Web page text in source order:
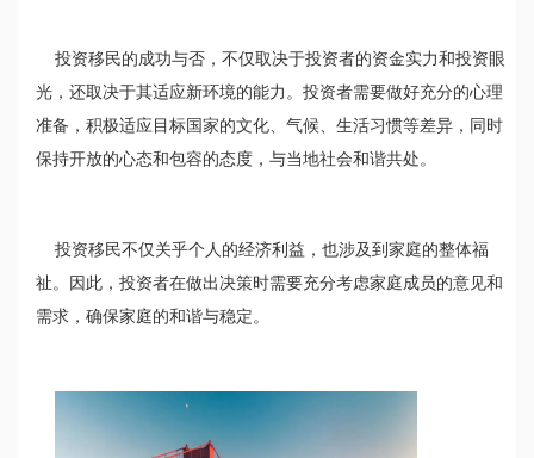
投资移民的成功与否，不仅取决于投资者的资金实力和投资眼
光，还取决于其适应新环境的能力。投资者需要做好充分的心理
准备，积极适应目标国家的文化、气候、生活习惯等差异，同时
保持开放的心态和包容的态度，与当地社会和谐共处。
投资移民不仅关乎个人的经济利益，也涉及到家庭的整体福
祉。因此，投资者在做出决策时需要充分考虑家庭成员的意见和
需求，确保家庭的和谐与稳定。